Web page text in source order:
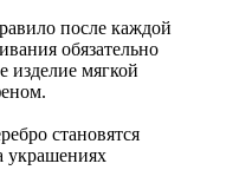
после каждой
обязательно
изделие мягкой
становятся
украшениях